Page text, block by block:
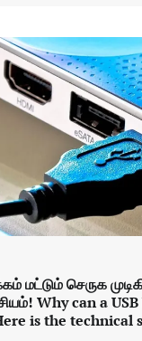
மட்டும் செருக
Why can a
is the technical